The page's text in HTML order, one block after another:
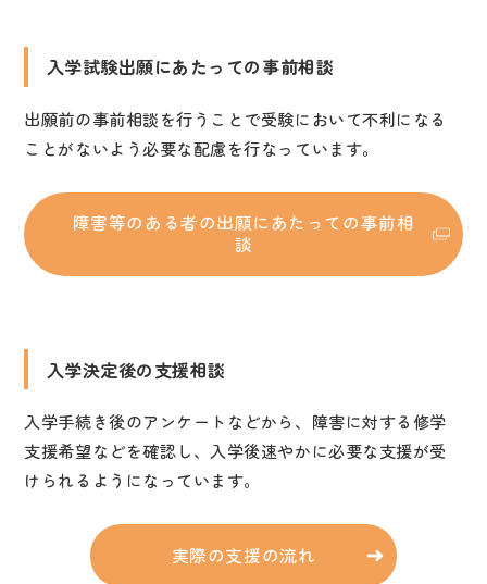
入学試験出願にあたっての事前相談
出願前の事前相談を行うことで受験において不利になる
ことがないよう必要な配慮を行なっています。
障害等のある者の出願にあたっての事前相
談
入学決定後の支援相談
入学手続き後のアンケートなどから、障害に対する修学
支援希望などを確認し、入学後速やかに必要な支援が受
けられるようになっています。
実際の支援の流れ